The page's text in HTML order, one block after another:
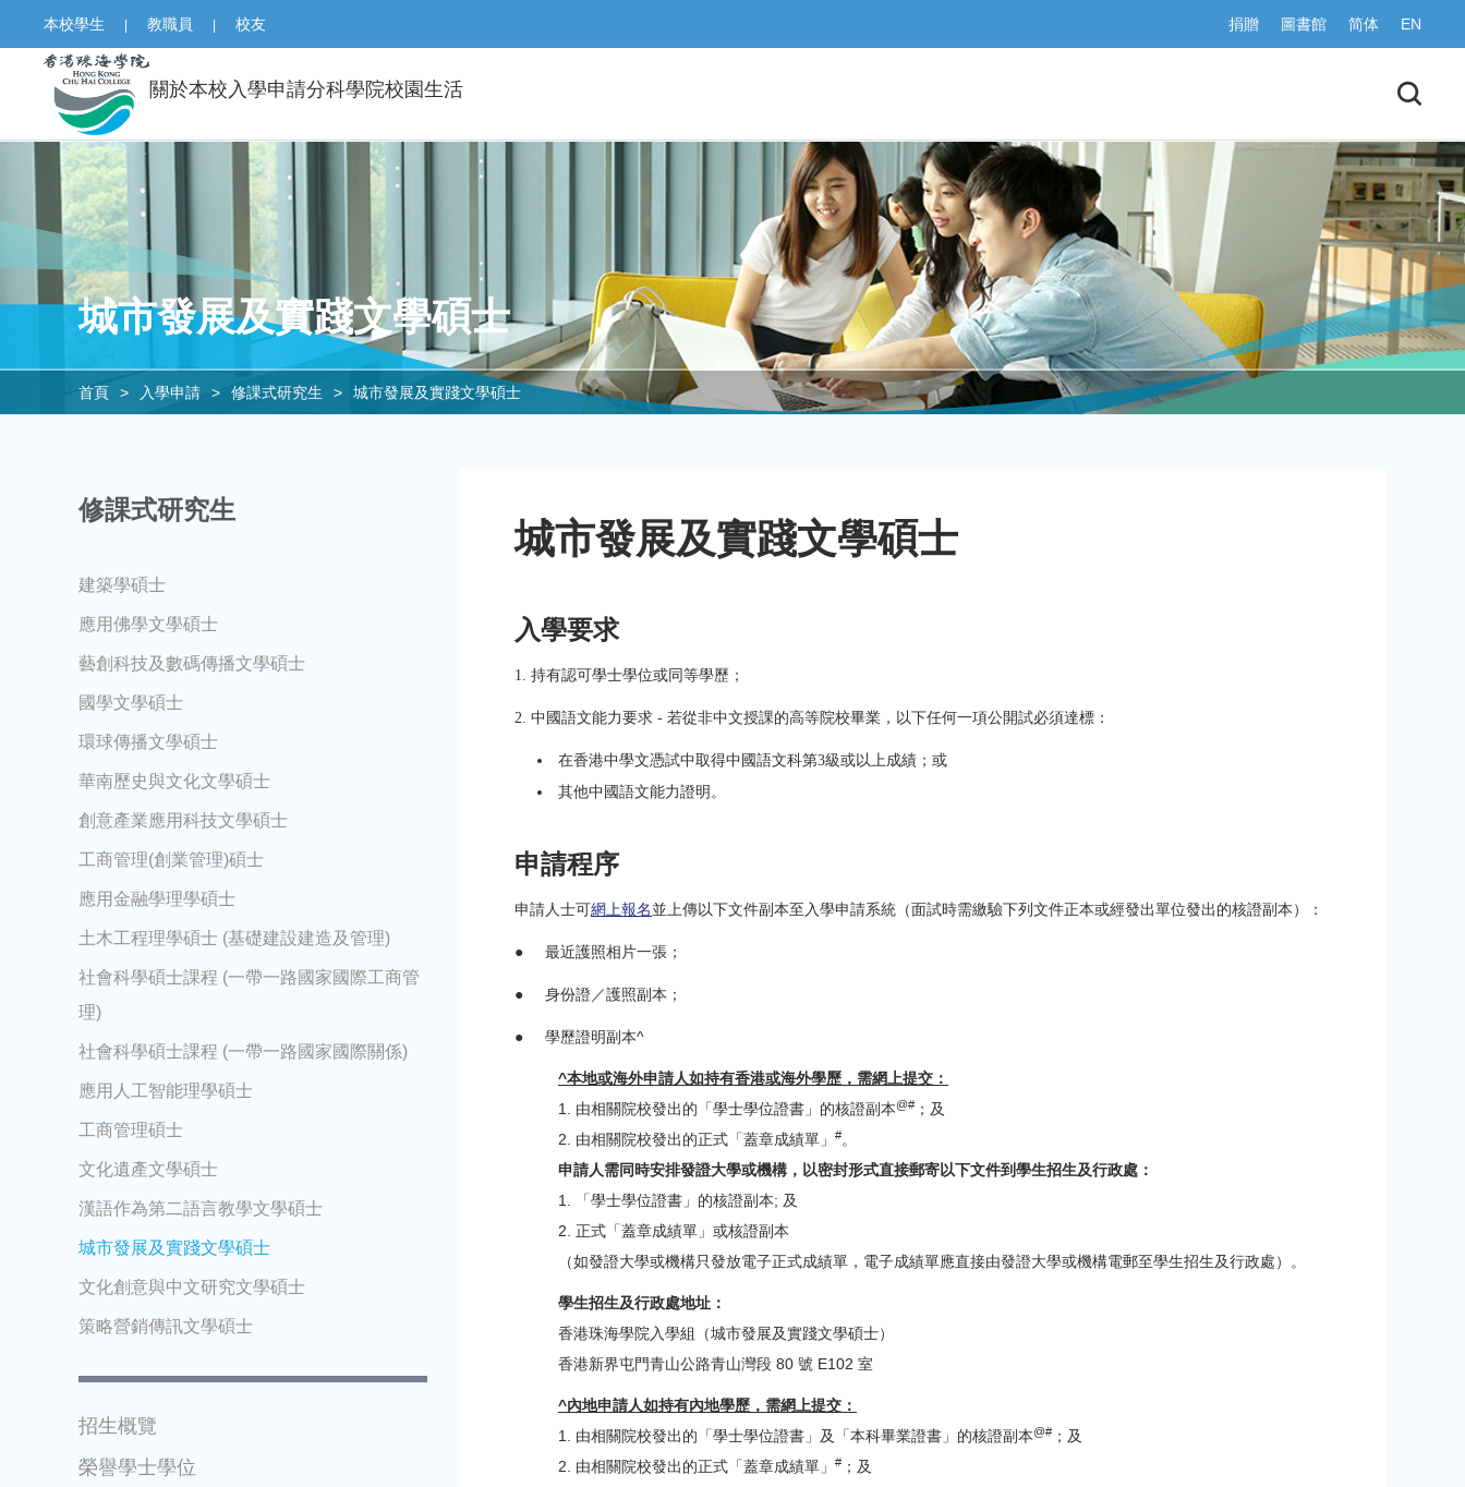
本校學生 | 教職員 | 校友 捐贈 圖書館 简体 EN
關於本校入學申請分科學院校園生活
城市發展及實踐文學碩士
首頁 > 入學申請 > 修課式研究生 > 城市發展及實踐文學碩士
修課式研究生
建築學碩士
應用佛學文學碩士
藝創科技及數碼傳播文學碩士
國學文學碩士
環球傳播文學碩士
華南歷史與文化文學碩士
創意產業應用科技文學碩士
工商管理(創業管理)碩士
應用金融學理學碩士
土木工程理學碩士 (基礎建設建造及管理)
社會科學碩士課程 (一帶一路國家國際工商管
理)
社會科學碩士課程 (一帶一路國家國際關係)
應用人工智能理學碩士
工商管理碩士
文化遺產文學碩士
漢語作為第二語言教學文學碩士
城市發展及實踐文學碩士
文化創意與中文研究文學碩士
策略營銷傳訊文學碩士
招生概覽
榮譽學士學位
城市發展及實踐文學碩士
入學要求
1. 持有認可學士學位或同等學歷；
2. 中國語文能力要求 - 若從非中文授課的高等院校畢業，以下任何一項公開試必須達標：
在香港中學文憑試中取得中國語文科第3級或以上成績；或
其他中國語文能力證明。
申請程序
申請人士可網上報名 並上傳以下文件副本至入學申請系統（面試時需繳驗下列文件正本或經發出單位發出的核證副本）：
● 最近護照相片一張；
● 身份證／護照副本；
● 學歷證明副本^
^本地或海外申請人如持有香港或海外學歷，需網上提交：
1. 由相關院校發出的「學士學位證書」的核證副本@# ；及
2. 由相關院校發出的正式「蓋章成績單」
#。
申請人需同時安排發證大學或機構，以密封形式直接郵寄以下文件到學生招生及行政處：
1. 「學士學位證書」的核證副本; 及
2. 正式「蓋章成績單」或核證副本
（如發證大學或機構只發放電子正式成績單，電子成績單應直接由發證大學或機構電郵至學生招生及行政處）。
學生招生及行政處地址：
香港珠海學院入學組（城市發展及實踐文學碩士）
香港新界屯門青山公路青山灣段 80 號 E102 室
^內地申請人如持有內地學歷，需網上提交：
1. 由相關院校發出的「學士學位證書」及「本科畢業證書」的核證副本@# ；及
2. 由相關院校發出的正式「蓋章成績單」
# ；及